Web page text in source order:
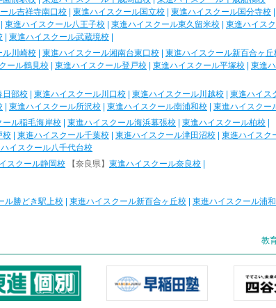
ル吉祥寺南口校 東進ハイスクール国立校 東進ハイスクール国分寺校
東進ハイスクール八王子校 東進ハイスクール東久留米校 東進ハイス
東進ハイスクール武蔵境校
ル川崎校 東進ハイスクール湘南台東口校 東進ハイスクール新百合ヶ丘
ール鶴見校 東進ハイスクール登戸校 東進ハイスクール平塚校 東進
日部校 東進ハイスクール川口校 東進ハイスクール川越校 東進ハイス
東進ハイスクール所沢校 東進ハイスクール南浦和校
東進ハイスクー
ール稲毛海岸校 東進ハイスクール海浜幕張校 東進ハイスクール柏校
校 東進ハイスクール千葉校 東進ハイスクール津田沼校 東進ハイスク
イスクール八千代台校
スクール静岡校 【奈良県】 東進ハイスクール奈良校
ル勝どき駅上校 東進ハイスクール新百合ヶ丘校 東進ハイスクール浦
教